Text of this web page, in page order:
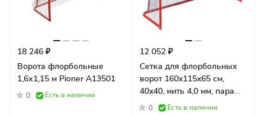
18 246 ₽
Ворота флорбольные
1,6х1,15 м Pioner A13501
0 Есть в наличии
12 052 ₽
Сетка для флорбольных
ворот 160x115x65 cм,
40x40, нить 4,0 мм, пара
Pioner A15360
0 Есть в наличии